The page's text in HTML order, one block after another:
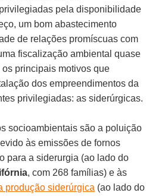
pela disponibilidade
um bom abastecimento
de relações promíscuas com
fiscalização ambiental quase
principais motivos que
dos empreendimentos da
privilegiadas: as siderúrgicas.
socioambientais são a poluição
às emissões de fornos
para a siderurgia (ao lado do
, com 268 famílias) e às
produção siderúrgica (ao lado do